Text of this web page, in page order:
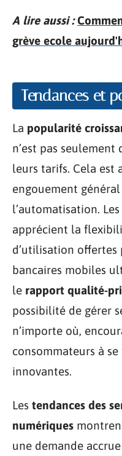
A lire aussi :
grève ecole
Tendances et
La popularité
n’est pas
leurs tarifs. Cela est
engouement
l’automatisation.
apprécient la
d’utilisation
bancaires mobiles
le rapport qualité-
possibilité de gérer
n’importe où,
consommateurs à
innovantes.
Les tendances des
numériques
une demande